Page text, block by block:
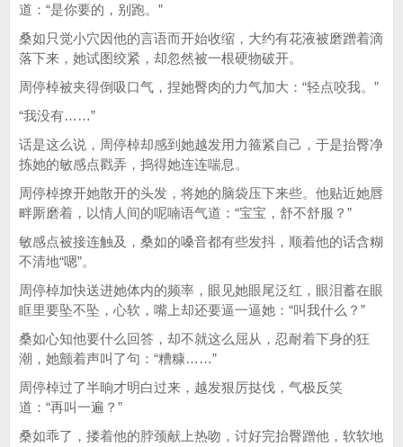
道：“是你要的，别跑。”
桑如只觉小穴因他的言语而开始收缩，大约有花液被磨蹭着滴
落下来，她试图绞紧，却忽然被一根硬物破开。
周停棹被夹得倒吸口气，捏她臀肉的力气加大：“轻点咬我。”
“我没有……”
话是这么说，周停棹却感到她越发用力箍紧自己，于是抬臀净
拣她的敏感点戳弄，捣得她连连喘息。
周停棹撩开她散开的头发，将她的脑袋压下来些。他贴近她唇
畔厮磨着，以情人间的呢喃语气道：“宝宝，舒不舒服？”
敏感点被接连触及，桑如的嗓音都有些发抖，顺着他的话含糊
不清地“嗯”。
周停棹加快送进她体内的频率，眼见她眼尾泛红，眼泪蓄在眼
眶里要坠不坠，心软，嘴上却还要逼一逼她：“叫我什么？”
桑如心知他要什么回答，却不就这么屈从，忍耐着下身的狂
潮，她颤着声叫了句：“糟糠……”
周停棹过了半晌才明白过来，越发狠厉挞伐，气极反笑
道：“再叫一遍？”
桑如乖了，搂着他的脖颈献上热吻，讨好完抬臀蹭他，软软地